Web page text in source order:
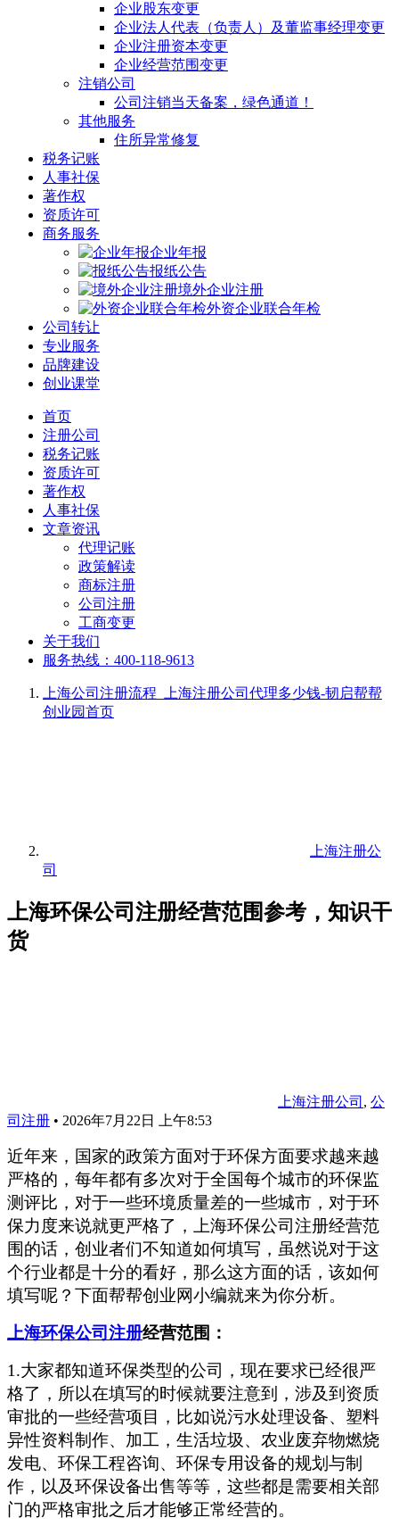
企业股东变更
企业法人代表（负责人）及董监事经理变更
企业注册资本变更
企业经营范围变更
注销公司
公司注销当天备案，绿色通道！
其他服务
住所异常修复
税务记账
人事社保
著作权
资质许可
商务服务
企业年报
报纸公告
境外企业注册
外资企业联合年检
公司转让
专业服务
品牌建设
创业课堂
首页
注册公司
税务记账
资质许可
著作权
人事社保
文章资讯
代理记账
政策解读
商标注册
公司注册
工商变更
关于我们
服务热线：400-118-9613
上海公司注册流程_上海注册公司代理多少钱-韧启帮帮
创业园首页
上海注册公
司
上海环保公司注册经营范围参考，知识干
货
上海注册公司 , 公
司注册 • 2026年7月22日 上午8:53
近年来，国家的政策方面对于环保方面要求越来越
严格的，每年都有多次对于全国每个城市的环保监
测评比，对于一些环境质量差的一些城市，对于环
保力度来说就更严格了，上海环保公司注册经营范
围的话，创业者们不知道如何填写，虽然说对于这
个行业都是十分的看好，那么这方面的话，该如何
填写呢？下面帮帮创业网小编就来为你分析。
上海环保公司注册经营范围：
1.大家都知道环保类型的公司，现在要求已经很严
格了，所以在填写的时候就要注意到，涉及到资质
审批的一些经营项目，比如说污水处理设备、塑料
异性资料制作、加工，生活垃圾、农业废弃物燃烧
发电、环保工程咨询、环保专用设备的规划与制
作，以及环保设备出售等等，这些都是需要相关部
门的严格审批之后才能够正常经营的。